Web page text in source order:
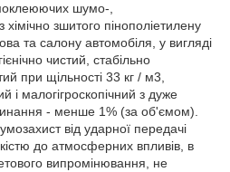
шумо-,
зшитого пінополіетилену
та салону автомобіля, у вигляді
чистий, стабільно
при щільності 33 кг / м3,
і малогігроскопічний з дуже
- менше 1% (за об'ємом).
від ударної передачі
до атмосферних впливів, в
випромінювання, не